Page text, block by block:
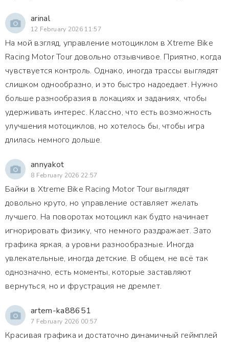
arinal
12 February 2026 11:57
На мой взгляд, управление мотоциклом в Xtreme Bike
Racing Motor Tour довольно отзывчивое. Приятно, когда
чувствуется контроль. Однако, иногда трассы выглядят
слишком однообразно, и это быстро надоедает. Нужно
больше разнообразия в локациях и заданиях, чтобы
удерживать интерес. Классно, что есть возможность
улучшения мотоциклов, но хотелось бы, чтобы игра
длилась немного дольше.
annyakot
8 February 2026 22:57
Байки в Xtreme Bike Racing Motor Tour выглядят
довольно круто, но управление оставляет желать
лучшего. На поворотах мотоцикл как будто начинает
игнорировать физику, что немного раздражает. Зато
графика яркая, а уровни разнообразные. Иногда
увлекательные, иногда детские. В общем, не всё так
однозначно, есть моменты, которые заставляют
вернуться, но и фрустрация не дремлет.
artem-ka88651
7 February 2026 00:57
Красивая графика и достаточно динамичный геймплей